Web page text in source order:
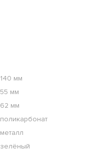
140 мм
55 мм
62 мм
поликарбонат
металл
зелёный